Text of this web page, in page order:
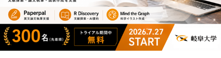
産学官連携推進部門について
研究推進
科研費